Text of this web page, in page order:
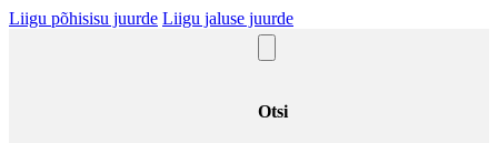
Liigu põhisisu juurde Liigu jaluse juurde
Otsi